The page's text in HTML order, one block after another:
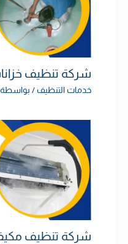
شركة تنظيف
خدمات التنظيف/ بواسطة
شركة تنظيف